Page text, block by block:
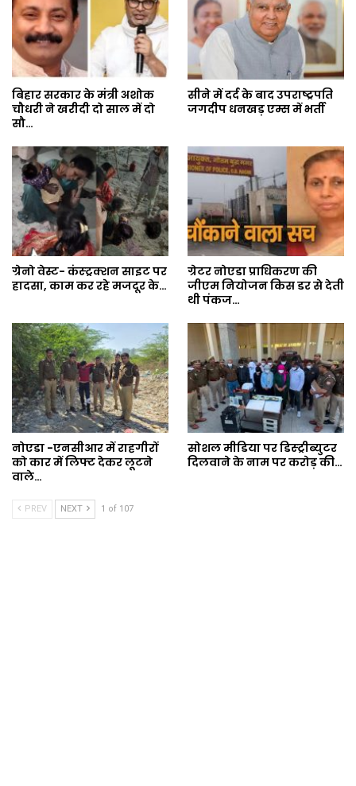
बिहार सरकार के मंत्री अशोक
चौधरी ने खरीदी दो साल में दो
सौ…
सीने में दर्द के बाद उपराष्ट्रपति
जगदीप धनखड़ एम्स में भर्ती
ग्रेनो वेस्ट- कंस्ट्रक्शन साइट पर
हादसा, काम कर रहे मजदूर के…
ग्रेटर नोएडा प्राधिकरण की
जीएम नियोजन किस डर से देती
थी पंकज…
नोएडा -एनसीआर में राहगीरों
को कार में लिफ्ट देकर लूटने
वाले…
सोशल मीडिया पर डिस्ट्रीब्युटर
दिलवाने के नाम पर करोड़ की…
PREV NEXT 1 of 107